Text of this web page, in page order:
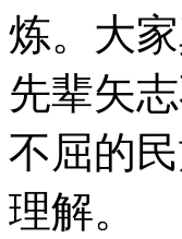
炼。大
先辈矢
不屈的
理解。